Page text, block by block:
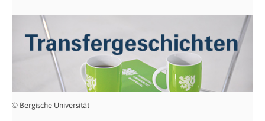
© Bergische Universität